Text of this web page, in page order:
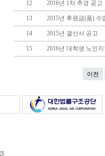
12 2016년 1차 추경 공고
13 2015년 후원금(품)
14 2015년 결산서 공고
15 2016년 대학생 노인
이전